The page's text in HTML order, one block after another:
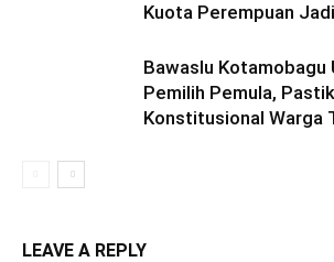
Kuota Perempuan
Bawaslu Kotamobagu
Pemilih Pemula,
Konstitusional Warga
LEAVE A REPLY